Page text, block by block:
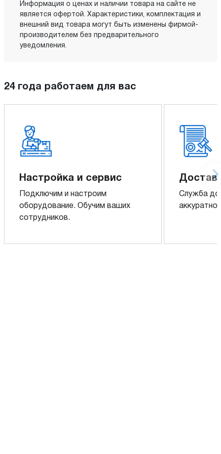
Информация о ценах и наличии товара на сайте не
является офертой. Характеристики, комплектация и
внешний вид товара могут быть изменены фирмой-
производителем без предварительного
уведомления.
24 года работаем для вас
Настройка и сервис
Подключим и настроим
оборудование. Обучим ваших
сотрудников.
Служба
аккуратно